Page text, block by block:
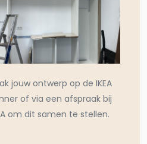
jouw ontwerp op de IKEA
of via een afspraak bij
om dit samen te stellen.